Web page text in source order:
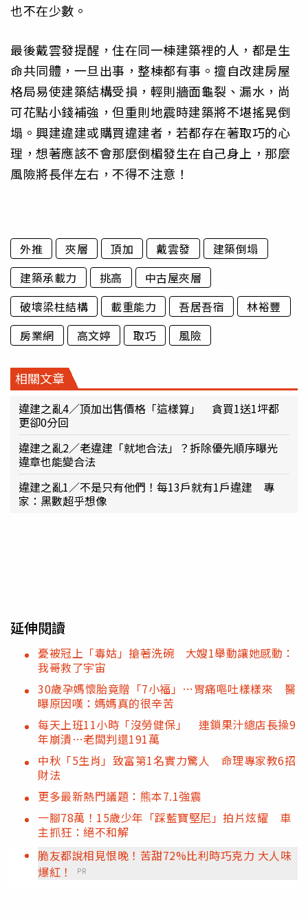
也不在少數。
最後戴雲發提醒，住在同一棟建築裡的人，都是生
命共同體，一旦出事，整棟都有事。擅自改建房屋
格局易使建築結構受損，輕則牆面龜裂、漏水，尚
可花點小錢補強，但重則地震時建築將不堪搖晃倒
塌。興建違建或購買違建者，若都存在著取巧的心
理，想著應該不會那麼倒楣發生在自己身上，那麼
風險將長伴左右，不得不注意！
外推 夾層 頂加 戴雲發
建築倒塌
建築承載力
挑高
中古屋夾層
破壞梁柱結構
載重能力 吾居吾宿
林裕豐
房業網
高文婷 取巧 風險
相關文章
違建之亂4／頂加出售價格「這樣算」 貪買1送1坪都
更卻0分回
違建之亂2／老違建「就地合法」？拆除優先順序曝光
違章也能變合法
違建之亂1／不是只有他們！每13戶就有1戶違建 專
家：黑數超乎想像
延伸閱讀
憂被冠上「毒姑」搶著洗碗 大嫂1舉動讓她感動：
我哥救了宇宙
30歲孕媽懷胎竟贈「7小福」…胃痛嘔吐樣樣來 醫
曝原因嘆：媽媽真的很辛苦
每天上班11小時「沒勞健保」 連鎖果汁總店長操9
年崩潰…老闆判還191萬
中秋「5生肖」致富第1名實力驚人 命理專家教6招
財法
更多最新熱門議題：熊本7.1強震
一腳78萬！15歲少年「踩藍寶堅尼」拍片炫耀 車
主抓狂：絕不和解
脆友都說相見恨晚！苦甜72%比利時巧克力 大人味
爆紅！
PR